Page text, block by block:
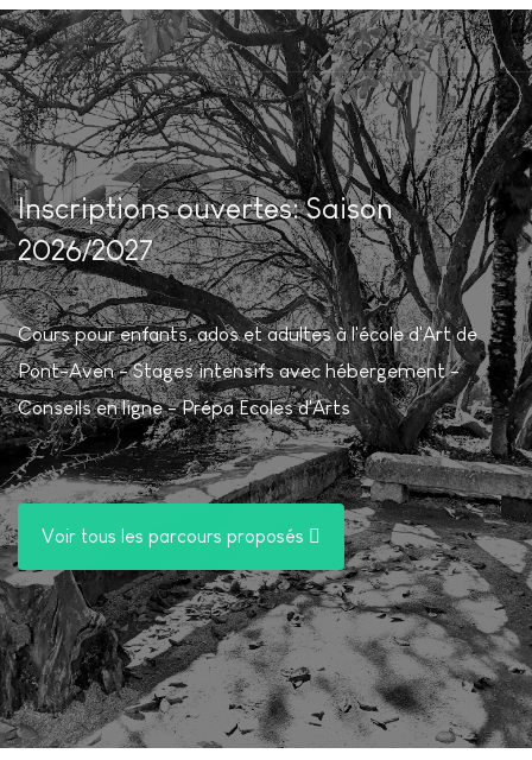
Inscriptions ouvertes: Saison
2026/2027
Cours pour enfants, ados et adultes à l'école d'Art de
Pont-Aven - Stages intensifs avec hébergement -
Conseils en ligne - Prépa Ecoles d'Arts
Voir tous les parcours proposés